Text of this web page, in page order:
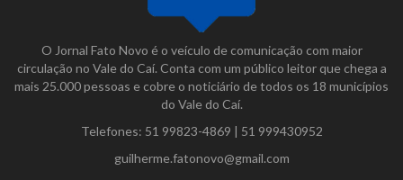
O Jornal Fato Novo é o veículo de comunicação com maior
circulação no Vale do Caí. Conta com um público leitor que chega a
mais 25.000 pessoas e cobre o noticiário de todos os 18 municípios
do Vale do Caí.
Telefones: 51 99823-4869 | 51 999430952
guilherme.fatonovo@gmail.com